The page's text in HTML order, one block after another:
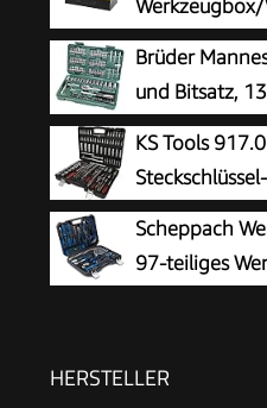
21 x 21 cm), Cantilever
Werkzeuge & Zubehör,
zugänglichen Fächern)
Brüder
und Bitsatz,
Schraubendreher,
Stecknüssen & 100 Bits
Stahl | M29166
KS Tools
Scheppach
97-teiliges
Schraubendreher,
HERSTELLER